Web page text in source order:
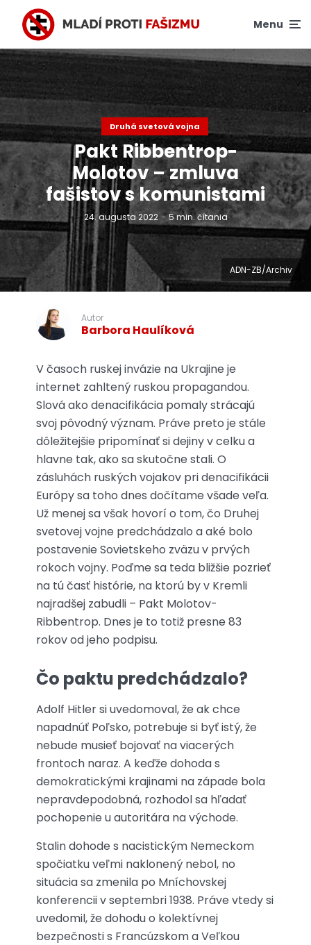
Menu
ADN-ZB/Archiv
Druhá svetová vojna
Pakt Ribbentrop-
Molotov – zmluva
fašistov s komunistami
24. augusta 2022 5 min. čítania
Autor
Barbora Haulíková
V časoch ruskej invázie na Ukrajine je
internet zahltený ruskou propagandou.
Slová ako denacifikácia pomaly strácajú
svoj pôvodný význam. Práve preto je stále
dôležitejšie pripomínať si dejiny v celku a
hlavne tak, ako sa skutočne stali. O
zásluhách ruských vojakov pri denacifikácii
Európy sa toho dnes dočítame všade veľa.
Už menej sa však hovorí o tom, čo Druhej
svetovej vojne predchádzalo a aké bolo
postavenie Sovietskeho zväzu v prvých
rokoch vojny. Poďme sa teda bližšie pozrieť
na tú časť histórie, na ktorú by v Kremli
najradšej zabudli – Pakt Molotov-
Ribbentrop. Dnes je to totiž presne 83
rokov od jeho podpisu.
Čo paktu predchádzalo?
Adolf Hitler si uvedomoval, že ak chce
napadnúť Poľsko, potrebuje si byť istý, že
nebude musieť bojovať na viacerých
frontoch naraz. A keďže dohoda s
demokratickými krajinami na západe bola
nepravdepodobná, rozhodol sa hľadať
pochopenie u autoritára na východe.
Stalin dohode s nacistickým Nemeckom
spočiatku veľmi naklonený nebol, no
situácia sa zmenila po Mníchovskej
konferencii v septembri 1938. Práve vtedy si
uvedomil, že dohodu o kolektívnej
bezpečnosti s Francúzskom a Veľkou